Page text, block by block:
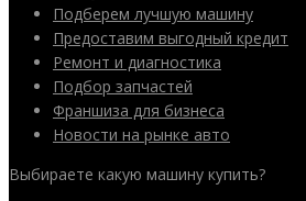
Подберем лучшую машину
Предоставим выгодный кредит
Ремонт и диагностика
Подбор запчастей
Франшиза для бизнеса
Новости на рынке авто
Выбираете какую машину купить?